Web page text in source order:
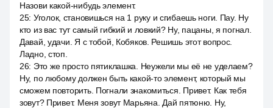
Назови какой-нибудь элемент.
25: Уголок, становишься на 1 руку и сгибаешь ноги. Пау. Ну
кто из вас тут самый гибкий и ловкий? Ну, пацаны, я погнал.
Давай, удачи. Я с тобой, Кобяков. Решишь этот вопрос.
Ладно, стоп.
26: Это же просто пятиклашка. Неужели мы её не уделаем?
Ну, по любому должен быть какой-то элемент, который мы
сможем повторить. Погнали знакомиться. Привет. Как тебя
зовут? Привет. Меня зовут Марьяна. Дай пятюню. Ну,